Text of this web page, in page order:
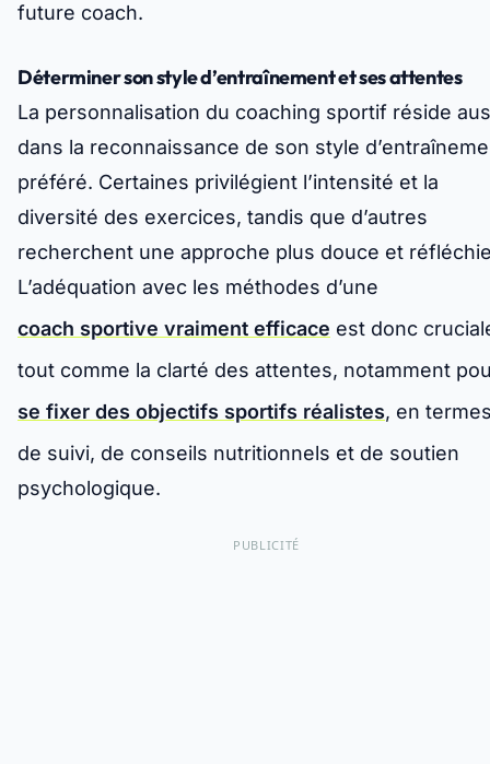
future coach.
Déterminer son style d’entraînement et ses attentes
La personnalisation du coaching sportif réside
dans la reconnaissance de son style
préféré. Certaines privilégient l’intensité et la
diversité des exercices, tandis que d’autres
recherchent une approche plus douce et
L’adéquation avec les méthodes d’une
coach sportive vraiment efficace est donc
tout comme la clarté des attentes, notamment
se fixer des objectifs sportifs réalistes, en
de suivi, de conseils nutritionnels et de soutien
psychologique.
PUBLICITÉ